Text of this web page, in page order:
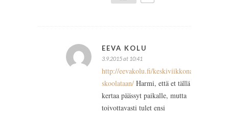
EEVA KOLU
3.9.2015 at 10:41
http://eevakolu.fi/keskiviikkona-
skoolataan/ Harmi, että et tällä
kertaa päässyt paikalle, mutta
toivottavasti tulet ensi